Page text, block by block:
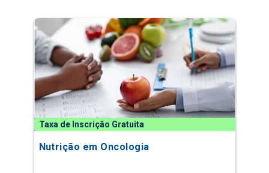
Taxa de Inscrição Gratuita
Nutrição em Oncologia